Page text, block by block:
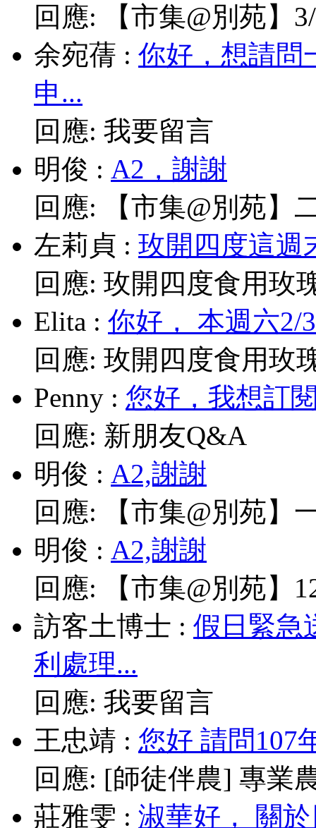
回應:
【市集@別苑】
余宛蒨 : 你好，想請問
申...
回應: 我要留言
明俊 : A2，謝謝
回應:
【市集@別苑】
左莉貞 : 玫開四度這週
回應: 玫開四度食用玫
Elita : 你好， 本週六2/
回應: 玫開四度食用玫
Penny : 您好，我想訂
回應: 新朋友Q&A
明俊 : A2,謝謝
回應:
【市集@別苑】
明俊 : A2,謝謝
回應:
【市集@別苑】
訪客土博士 : 假日緊急
利處理...
回應: 我要留言
王忠靖 : 您好 請問107
回應: [師徒伴農] 專業
莊雅雯 : 淑華好， 關